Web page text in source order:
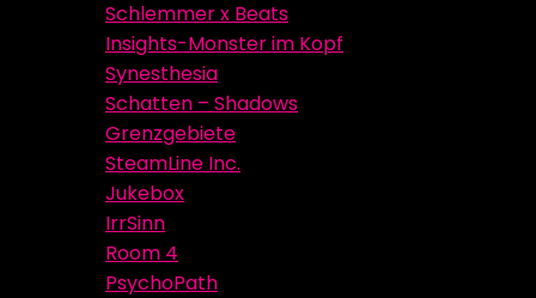
Schlemmer x Beats
Insights-Monster im Kopf
Synesthesia
Schatten – Shadows
Grenzgebiete
SteamLine Inc.
Jukebox
IrrSinn
Room 4
PsychoPath